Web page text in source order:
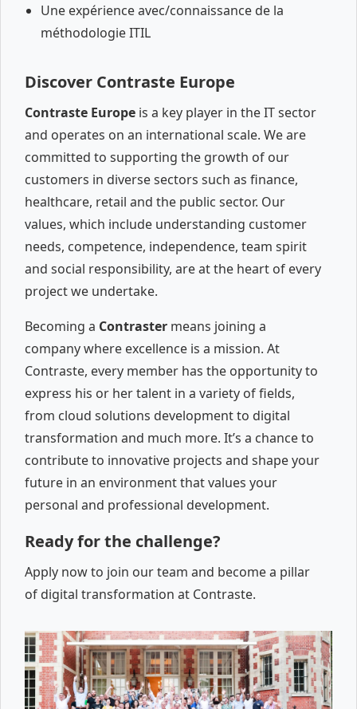
Une expérience avec/connaissance de la
méthodologie ITIL
Discover Contraste Europe
Contraste Europe is a key player in the IT sector
and operates on an international scale. We are
committed to supporting the growth of our
customers in diverse sectors such as finance,
healthcare, retail and the public sector. Our
values, which include understanding customer
needs, competence, independence, team spirit
and social responsibility, are at the heart of every
project we undertake.
Becoming a Contraster means joining a
company where excellence is a mission. At
Contraste, every member has the opportunity to
express his or her talent in a variety of fields,
from cloud solutions development to digital
transformation and much more. It’s a chance to
contribute to innovative projects and shape your
future in an environment that values your
personal and professional development.
Ready for the challenge?
Apply now to join our team and become a pillar
of digital transformation at Contraste.